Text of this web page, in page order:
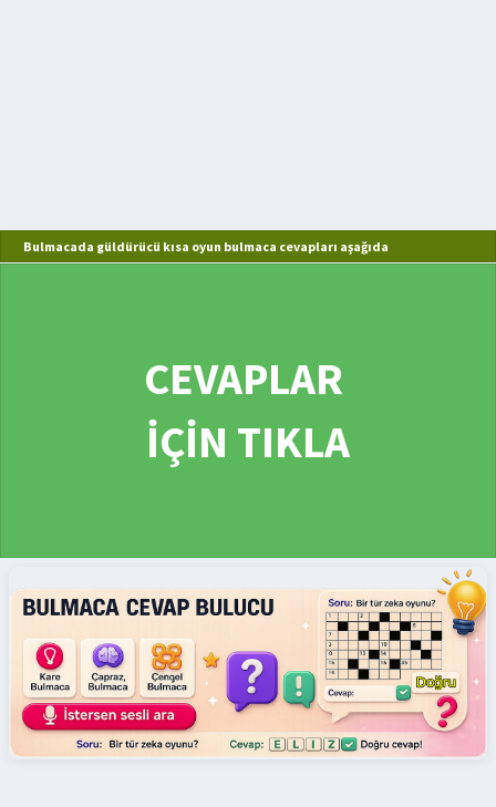
Bulmacada güldürücü kısa oyun bulmaca cevapları aşağıda
CEVAPLAR
İÇİN TIKLA